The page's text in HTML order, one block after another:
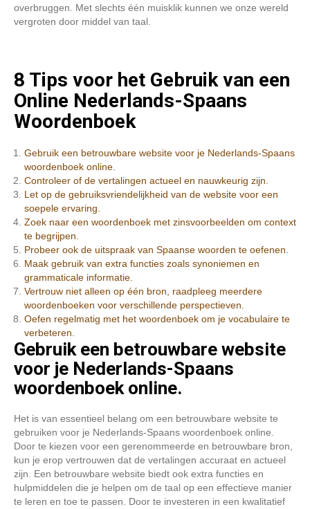
overbruggen. Met slechts één muisklik kunnen we onze wereld
vergroten door middel van taal.
8 Tips voor het Gebruik van een
Online Nederlands-Spaans
Woordenboek
Gebruik een betrouwbare website voor je Nederlands-Spaans
woordenboek online.
Controleer of de vertalingen actueel en nauwkeurig zijn.
Let op de gebruiksvriendelijkheid van de website voor een
soepele ervaring.
Zoek naar een woordenboek met zinsvoorbeelden om context
te begrijpen.
Probeer ook de uitspraak van Spaanse woorden te oefenen.
Maak gebruik van extra functies zoals synoniemen en
grammaticale informatie.
Vertrouw niet alleen op één bron, raadpleeg meerdere
woordenboeken voor verschillende perspectieven.
Oefen regelmatig met het woordenboek om je vocabulaire te
verbeteren.
Gebruik een betrouwbare website
voor je Nederlands-Spaans
woordenboek online.
Het is van essentieel belang om een betrouwbare website te
gebruiken voor je Nederlands-Spaans woordenboek online.
Door te kiezen voor een gerenommeerde en betrouwbare bron,
kun je erop vertrouwen dat de vertalingen accuraat en actueel
zijn. Een betrouwbare website biedt ook extra functies en
hulpmiddelen die je helpen om de taal op een effectieve manier
te leren en toe te passen. Door te investeren in een kwalitatief